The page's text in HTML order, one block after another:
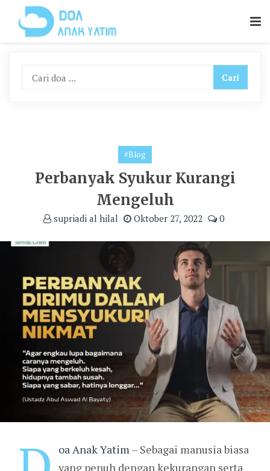
Content
#Blog
Perbanyak Syukur Kurangi
Mengeluh
supriadi al hilal Oktober 27, 2022 0
oa Anak Yatim– Sebagai manusia biasa
yang penuh dengan kekurangan serta